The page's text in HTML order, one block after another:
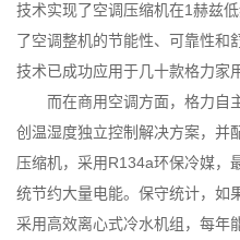
技术实现了空调压缩机在1赫兹
了空调整机的节能性、可靠性和
技术已成功应用于几十款格力家
而在商用空调方面，格力自
创温湿度独立控制解决方案，并
压缩机，采用R134a环保冷媒，
统节约大量电能。保守统计，如
采用高效离心式冷水机组，每年